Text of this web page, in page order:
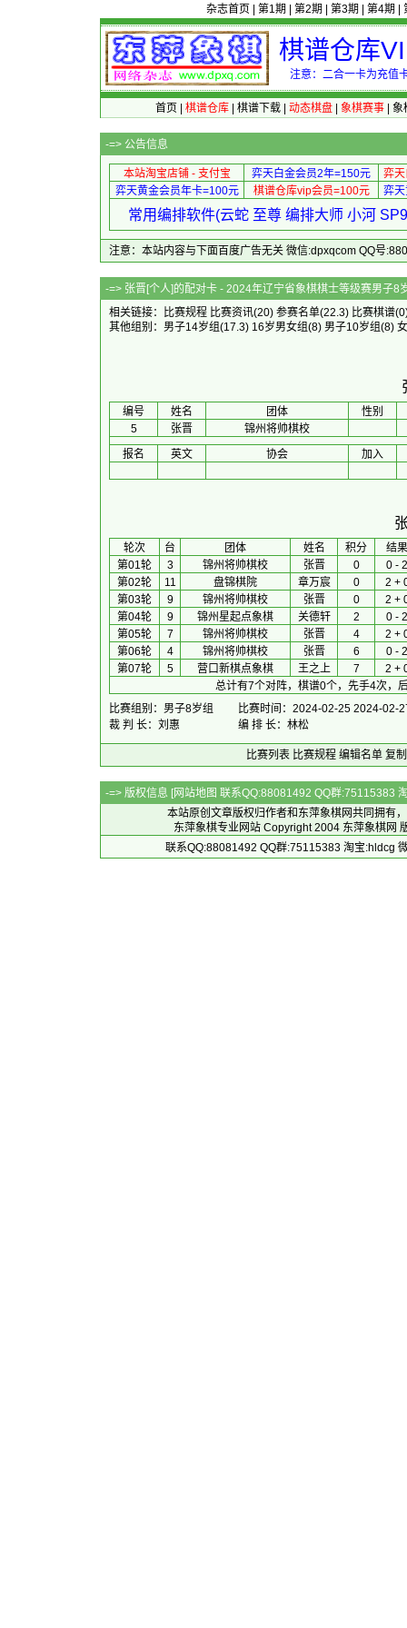
杂志首页 第1期 第2期 第3期 第4期
棋谱仓库
注意：二合一卡为充值
首页 棋谱仓库| 棋谱下载| 动态棋盘| 象棋赛事| 象
-=> 公告信息
本站淘宝店铺 - 支付宝 弈天白金会员2年=150元
弈
弈天黄金会员年卡=100元
棋谱仓库vip会员=100元 弈
常用编排软件(云蛇 至尊 编排大师 小河
注意：本站内容与下面百度广告无关 微信:dpxqcom QQ号
-=> 张晋[个人]的配对卡 - 2024年辽
相关链接：
比赛规程 比赛资讯(20) 参赛名单(22.3) 比赛棋谱
其他组别： 男子14岁组(17.3) 16岁男女组(8) 男子10岁组(8)
编号 姓名 团体
性别
5
张晋
锦州将帅棋校
报名
英文 协会 加入
轮次 台 团体 姓名 积分
结
第01轮
3 锦州将帅棋校 张晋 0
0 - 2
第02轮
11 盘锦棋院 章万宸 0
2 +
第03轮
9 锦州将帅棋校 张晋 0
2 +
第04轮
9 锦州星起点象棋 关德轩 2
0 - 2
第05轮
7 锦州将帅棋校 张晋 4
2 +
第06轮
4 锦州将帅棋校 张晋 6
0 - 2
第07轮
5 营口新棋点象棋 王之上 7
2 +
总计有7个对阵，棋谱0个，先手4次，
比赛组别：男子8岁组
比赛时间：2024-02-25 2024-02-
裁 判 长：刘惠
编 排 长：林松
比赛列表 比赛规程 编辑名单 复
-=> 版权信息 [网站地图 联系QQ:88081492 QQ群:75115383
本站原创文章版权归作者和 东萍象棋网共同拥有
东萍象棋专业网站 Copyright 2004 东萍象棋网
联系QQ:88081492 QQ群:75115383 淘宝:hldcg